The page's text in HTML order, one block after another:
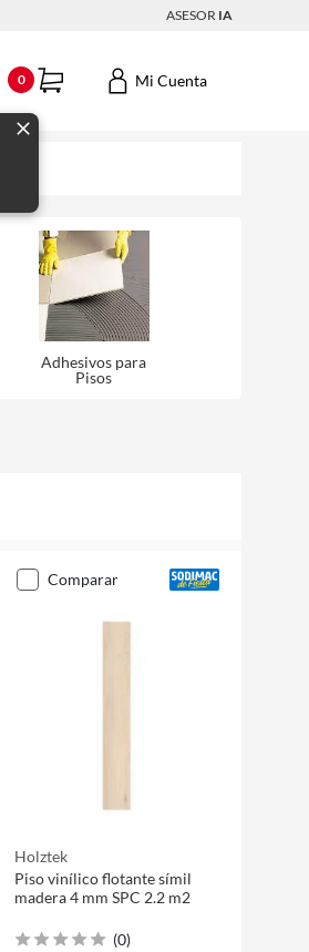
ASESOR IA
0 Mi Cuenta
Adhesivos para
Pisos
comparar
Holztek
Piso vinílico flotante símil
madera 4 mm SPC 2.2 m2
(0)